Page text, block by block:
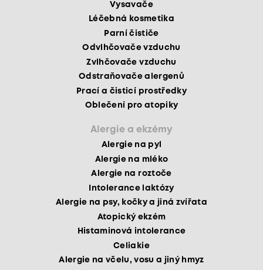
Vysavače
Léčebná kosmetika
Parní čističe
Odvlhčovače vzduchu
Zvlhčovače vzduchu
Odstraňovače alergenů
Prací a čisticí prostředky
Oblečení pro atopiky
Alergie a ekzémy
Alergie na pyl
Alergie na mléko
Alergie na roztoče
Intolerance laktózy
Alergie na psy, kočky a jiná zvířata
Atopický ekzém
Histaminová intolerance
Celiakie
Alergie na včelu, vosu a jiný hmyz